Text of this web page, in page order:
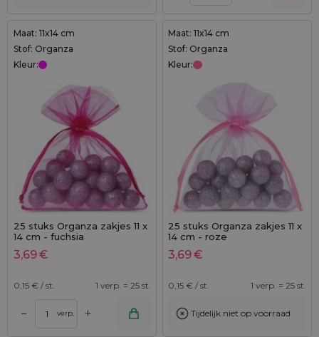
Maat: 11x14 cm
Stof: Organza
Kleur:
25 stuks Organza zakjes 11 x
14 cm - fuchsia
3,69€
0,15 € / st. 1 verp. = 25 st.
– verp. +
Maat: 11x14 cm
Stof: Organza
Kleur:
25 stuks Organza zakjes 11 x
14 cm - roze
3,69€
0,15 € / st. 1 verp. = 25 st.
Tijdelijk niet op voorraad